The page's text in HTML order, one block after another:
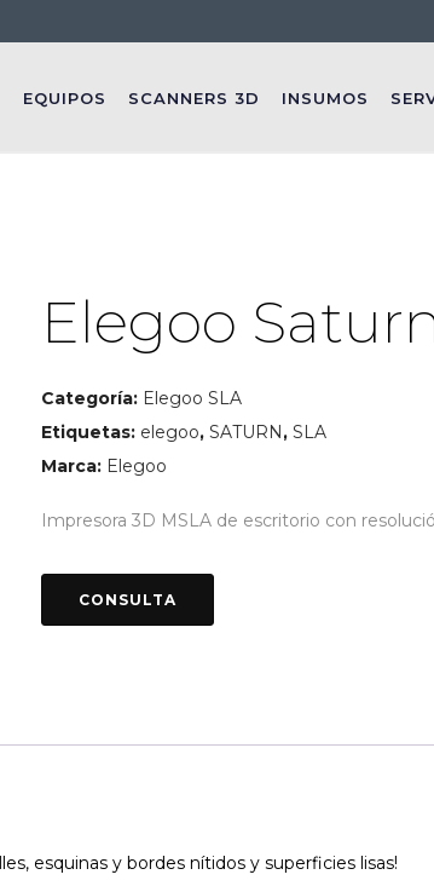
EQUIPOS SCANNERS 3D INSUMOS
Elegoo
Categoría: Elegoo SLA
Etiquetas: elegoo,SATURN,SLA
Marca: Elegoo
Impresora 3D MSLA de escritorio con
esquinas y bordes nítidos y superficies lisas!